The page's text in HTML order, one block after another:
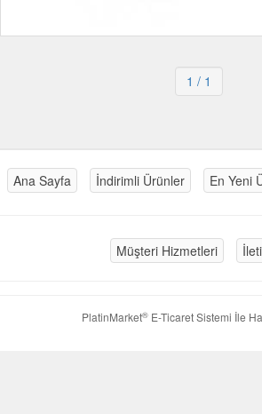
1 / 1
Ana Sayfa İndirimli Ürünler En Yeni
Müşteri Hizmetleri
PlatinMarket®E-Ticaret Sistemi İle